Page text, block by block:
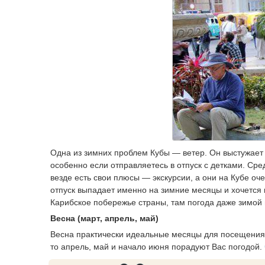
Одна из зимних проблем Кубы — ветер. Он
особенно если отправляетесь в отпуск с детками.
везде есть свои плюсы — экскурсии, а они на Кубе
отпуск выпадает именно на зимние месяцы и
Карибское побережье страны, там погода даже
Весна (март, апрель, май)
Весна практически идеальные месяцы для
то апрель, май и начало июня порадуют Вас погодой.